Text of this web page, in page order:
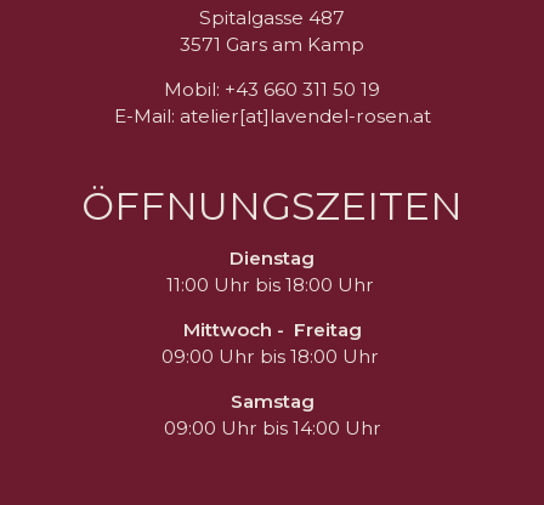
Spitalgasse 487
3571 Gars am Kamp
Mobil: +43 660 311 50 19
E-Mail: atelier[at]lavendel-rosen.at
ÖFFNUNGSZEITEN
Dienstag
11:00 Uhr bis 18:00 Uhr
Mittwoch - Freitag
09:00 Uhr bis 18:00 Uhr
Samstag
09:00 Uhr bis 14:00 Uhr